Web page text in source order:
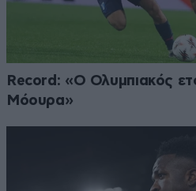
Record: «Ο Ολυμπιακός
Μόουρα»